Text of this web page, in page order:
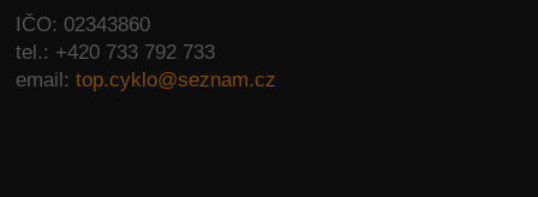
IČO: 02343860
tel.: +420 733 792 733
email:top.cyklo@seznam.cz